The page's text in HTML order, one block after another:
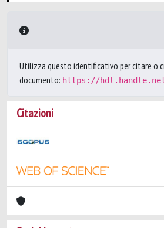
Utilizza questo identificativo per citare o
documento: https://
Citazioni